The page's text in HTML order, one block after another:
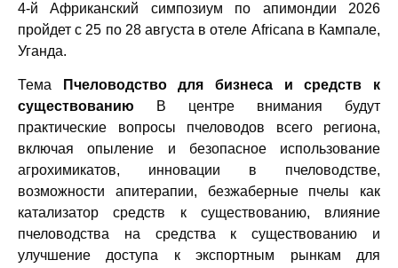
4-й Африканский симпозиум по апимондии 2026
пройдет с 25 по 28 августа в отеле Africana в Кампале,
Уганда.
Тема
Пчеловодство для бизнеса и средств к
существованию В центре внимания будут
практические вопросы пчеловодов всего региона,
включая опыление и безопасное использование
агрохимикатов, инновации в пчеловодстве,
возможности апитерапии, безжаберные пчелы как
катализатор средств к существованию, влияние
пчеловодства на средства к существованию и
улучшение доступа к экспортным рынкам для